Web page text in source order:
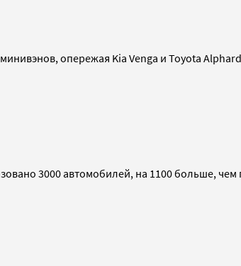
опережая Kia Venga и Toyota
3000 автомобилей, на 1100 больше, чем